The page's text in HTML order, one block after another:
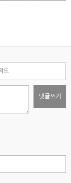
댓글쓰기